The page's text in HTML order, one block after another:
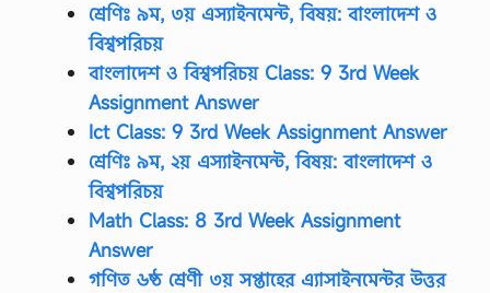
শ্রেণিঃ ৯ম, ৩য় এস্যাইনমেন্ট, বিষয়: বাংলাদেশ ও
বিশ্বপরিচয়
বাংলাদেশ ও বিশ্বপরিচয় Class: 9 3rd Week
Assignment Answer
Ict Class: 9 3rd Week Assignment Answer
শ্রেণিঃ ৯ম, ২য় এস্যাইনমেন্ট, বিষয়: বাংলাদেশ ও
বিশ্বপরিচয়
Math Class: 8 3rd Week Assignment
Answer
গণিত ৬ষ্ঠ শ্রেণী ৩য় সপ্তাহের এ্যাসাইনমেন্টর উত্তর